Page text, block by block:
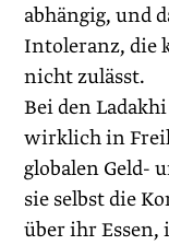
abhängig, und
Intoleranz, die
nicht zulässt.
Bei den
wirklich in
globalen Geld-
sie selbst die
über ihr